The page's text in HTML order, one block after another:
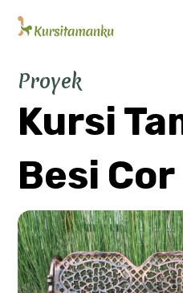
Proyek
Kursi
Besi Cor